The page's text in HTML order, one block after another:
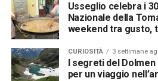
Usseglio celebra i
Nazionale della
weekend tra gusto,
CURIOSITÀ 3 settimane
I segreti del
per un viaggio